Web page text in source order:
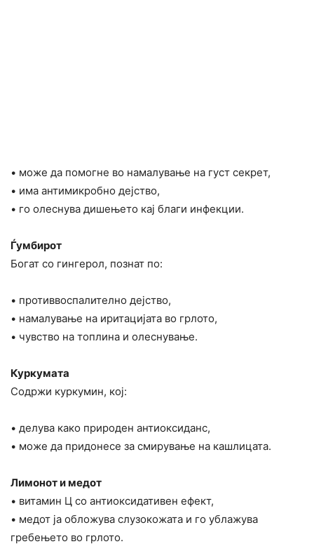
• може да помогне во намалување на густ секрет,
• има антимикробно дејство,
• го олеснува дишењето кај благи инфекции.
Ѓумбирот
Богат со гингерол, познат по:
• противвоспалително дејство,
• намалување на иритацијата во грлото,
• чувство на топлина и олеснување.
Куркумата
Содржи куркумин, кој:
• делува како природен антиоксиданс,
• може да придонесе за смирување на кашлицата.
Лимонот и медот
• витамин Ц со антиоксидативен ефект,
• медот ја обложува слузокожата и го ублажува
гребењето во грлото.